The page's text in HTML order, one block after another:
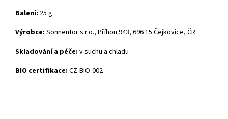
Balení: 25 g
Výrobce: Sonnentor s.r.o., Příhon 943, 696 15 Čejkovice, ČR
Skladování a péče: v suchu a chladu
BIO certifikace: CZ-BIO-002